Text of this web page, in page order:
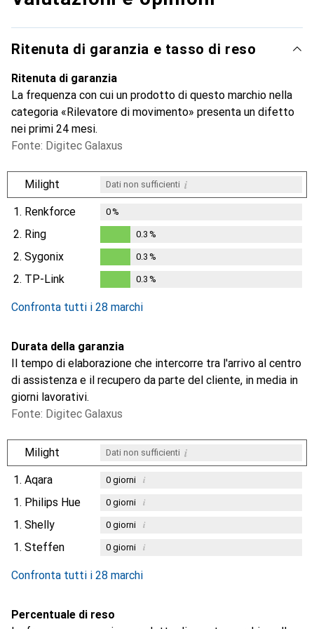
Ritenuta di garanzia e tasso di reso
Ritenuta di garanzia
La frequenza con cui un prodotto di questo marchio nella
categoria «Rilevatore di movimento» presenta un difetto
nei primi 24 mesi.
Fonte: Digitec Galaxus
Milight Dati non sufficienti i
1. Renkforce 0%
2. Ring
0.3%
0.3 %
2. Sygonix
0.3%
0.3 %
2. TP-Link 0.3 %
Confronta tutti i 28 marchi
Durata della garanzia
Il tempo di elaborazione che intercorre tra l'arrivo al centro
di assistenza e il recupero da parte del cliente, in media in
giorni lavorativi.
Fonte: Digitec Galaxus
Milight Dati non sufficienti i
1. Aqara 0giorni i
1. Philips Hue 0giorni i
1. Shelly 0giorni i
1. Steffen 0giorni i
Confronta tutti i 28 marchi
Percentuale di reso